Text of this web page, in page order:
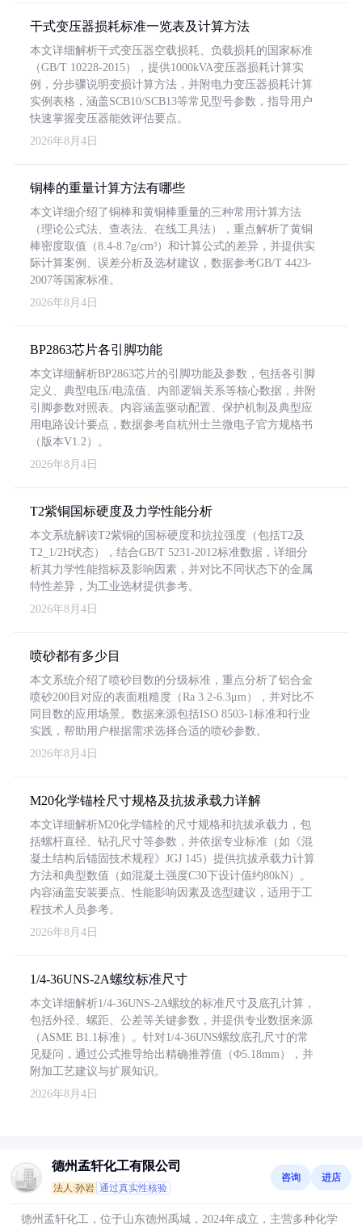
干式变压器损耗标准一览表及计算方法
本文详细解析干式变压器空载损耗、负载损耗的国家标准
（GB/T 10228-2015），提供1000kVA变压器损耗计算实
例，分步骤说明变损计算方法，并附电力变压器损耗计算
实例表格，涵盖SCB10/SCB13等常见型号参数，指导用户
快速掌握变压器能效评估要点。
2026年8月4日
铜棒的重量计算方法有哪些
本文详细介绍了铜棒和黄铜棒重量的三种常用计算方法
（理论公式法、查表法、在线工具法），重点解析了黄铜
棒密度取值（8.4-8.7g/cm³）和计算公式的差异，并提供实
际计算案例、误差分析及选材建议，数据参考GB/T 4423-
2007等国家标准。
2026年8月4日
BP2863芯片各引脚功能
本文详细解析BP2863芯片的引脚功能及参数，包括各引脚
定义、典型电压/电流值、内部逻辑关系等核心数据，并附
引脚参数对照表。内容涵盖驱动配置、保护机制及典型应
用电路设计要点，数据参考自杭州士兰微电子官方规格书
（版本V1.2）。
2026年8月4日
T2紫铜国标硬度及力学性能分析
本文系统解读T2紫铜的国标硬度和抗拉强度（包括T2及
T2_1/2H状态），结合GB/T 5231-2012标准数据，详细分
析其力学性能指标及影响因素，并对比不同状态下的金属
特性差异，为工业选材提供参考。
2026年8月4日
喷砂都有多少目
本文系统介绍了喷砂目数的分级标准，重点分析了铝合金
喷砂200目对应的表面粗糙度（Ra 3.2-6.3μm），并对比不
同目数的应用场景。数据来源包括ISO 8503-1标准和行业
实践，帮助用户根据需求选择合适的喷砂参数。
2026年8月4日
M20化学锚栓尺寸规格及抗拔承载力详解
本文详细解析M20化学锚栓的尺寸规格和抗拔承载力，包
括螺杆直径、钻孔尺寸等参数，并依据专业标准（如《混
凝土结构后锚固技术规程》JGJ 145）提供抗拔承载力计算
方法和典型数值（如混凝土强度C30下设计值约80kN）。
内容涵盖安装要点、性能影响因素及选型建议，适用于工
程技术人员参考。
2026年8月4日
1/4-36UNS-2A螺纹标准尺寸
本文详细解析1/4-36UNS-2A螺纹的标准尺寸及底孔计算，
包括外径、螺距、公差等关键参数，并提供专业数据来源
（ASME B1.1标准）。针对1/4-36UNS螺纹底孔尺寸的常
见疑问，通过公式推导给出精确推荐值（Φ5.18mm），并
附加工艺建议与扩展知识。
2026年8月4日
德州孟轩化工有限公司
法人:孙岩 通过真实性核验
咨询 进店
德州孟轩化工，位于山东德州禹城，2024年成立，主营多种化学